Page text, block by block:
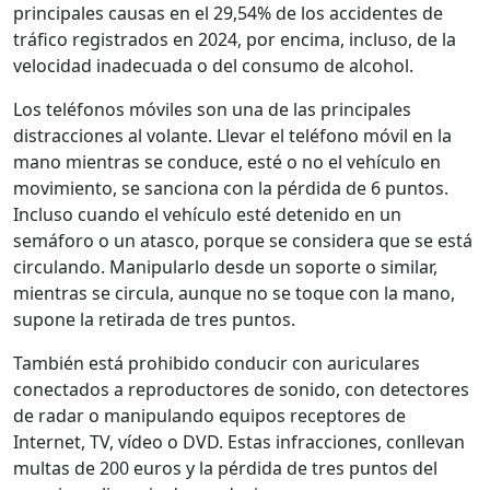
principales causas en el 29,54% de los accidentes de
tráfico registrados en 2024, por encima, incluso, de la
velocidad inadecuada o del consumo de alcohol.
Los teléfonos móviles son una de las principales
distracciones al volante. Llevar el teléfono móvil en la
mano mientras se conduce, esté o no el vehículo en
movimiento, se sanciona con la pérdida de 6 puntos.
Incluso cuando el vehículo esté detenido en un
semáforo o un atasco, porque se considera que se está
circulando. Manipularlo desde un soporte o similar,
mientras se circula, aunque no se toque con la mano,
supone la retirada de tres puntos.
También está prohibido conducir con auriculares
conectados a reproductores de sonido, con detectores
de radar o manipulando equipos receptores de
Internet, TV, vídeo o DVD. Estas infracciones, conllevan
multas de 200 euros y la pérdida de tres puntos del